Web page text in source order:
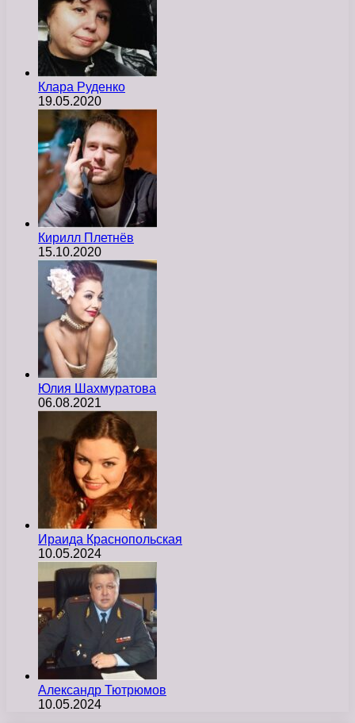
Клара Руденко
19.05.2020
Кирилл Плетнёв
15.10.2020
Юлия Шахмуратова
06.08.2021
Ираида Краснопольская
10.05.2024
Александр Тютрюмов
10.05.2024